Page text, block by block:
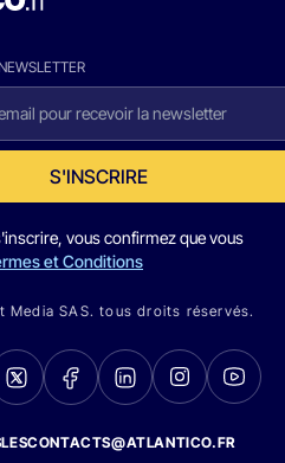
S'INSCRIRE
vous confirmez que vous
et Conditions
Media SAS. tous droits réservés.